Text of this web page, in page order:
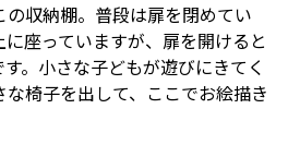
収納棚。普段は扉を閉めてい
座っていますが、扉を開けると
。小さな子どもが遊びにきてく
椅子を出して、ここでお絵描き